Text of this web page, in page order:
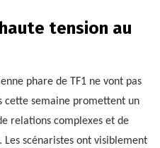
tension au
phare de TF1 ne vont pas
cette semaine promettent un
relations complexes et de
Les scénaristes ont visiblement